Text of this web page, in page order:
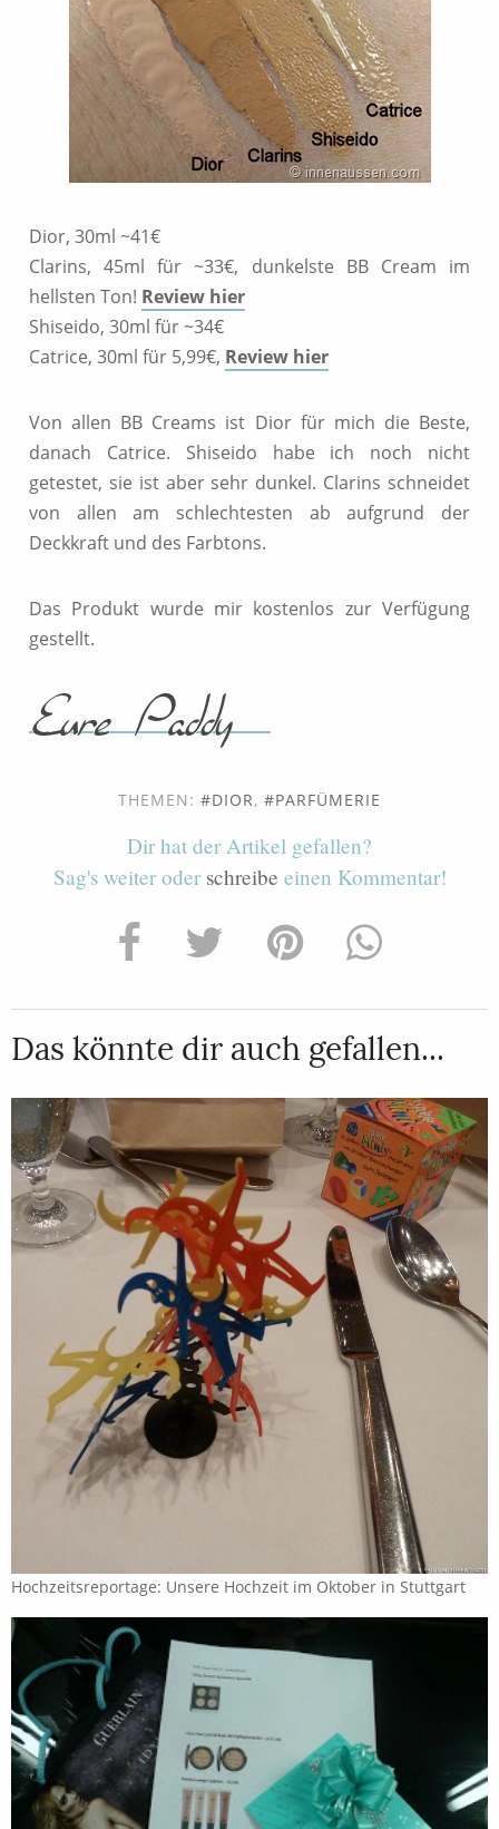
Dior, 30ml ~41€
Clarins, 45ml für ~33€, dunkelste BB Cream im
hellsten Ton! Review hier
Shiseido, 30ml für ~34€
Catrice, 30ml für 5,99€, Review hier
Von allen BB Creams ist Dior für mich die Beste,
danach Catrice. Shiseido habe ich noch nicht
getestet, sie ist aber sehr dunkel. Clarins schneidet
von allen am schlechtesten ab aufgrund der
Deckkraft und des Farbtons.
Das Produkt wurde mir kostenlos zur Verfügung
gestellt.
THEMEN: DIOR, PARFÜMERIE
Dir hat der Artikel gefallen?
Sag's weiter oder schreibe einen Kommentar!
Das könnte dir auch gefallen...
Hochzeitsreportage: Unsere Hochzeit im Oktober in Stuttgart